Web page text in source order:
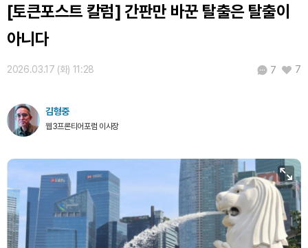
[토큰포스트 칼럼] 간판만 바꾼 탈출은 탈출이
아니다
2026.03.17 (화) 11:28 7 7
김형중
웹3프론티어포럼 이사장